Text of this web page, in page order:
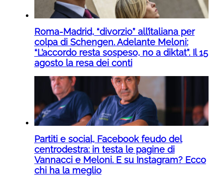
Roma-Madrid, “divorzio” all’italiana per
colpa di Schengen. Adelante Meloni:
“L’accordo resta sospeso, no a diktat”. Il 15
agosto la resa dei conti
Partiti e social, Facebook feudo del
centrodestra: in testa le pagine di
Vannacci e Meloni. E su Instagram? Ecco
chi ha la meglio